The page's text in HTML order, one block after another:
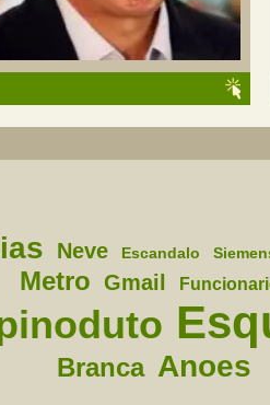
Neve Escandalo
Metro Gmail
Branca Anoes